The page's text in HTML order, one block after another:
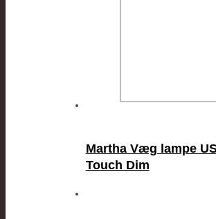
Martha Væg lampe
Touch Dim